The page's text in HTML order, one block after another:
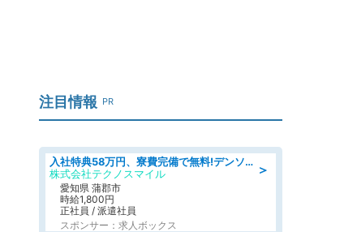
注目情報 PR
＞
入社特典58万円、寮費完備で無料!デンソーで働こう!自動車工場で小型部品の検査業務 denso aichi
株式会社テクノスマイル
愛知県 蒲郡市
時給1,800円
正社員 / 派遣社員
スポンサー：求人ボックス